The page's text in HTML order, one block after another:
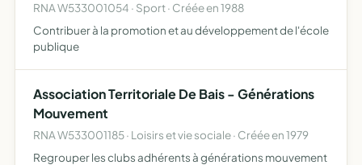
RNA W533001054 · Sport · Créée en 1988
Contribuer à la promotion et au développement de l'école
publique
Association Territoriale De Bais - Générations
Mouvement
RNA W533001185 · Loisirs et vie sociale · Créée en 1979
Regrouper les clubs adhérents à générations mouvement